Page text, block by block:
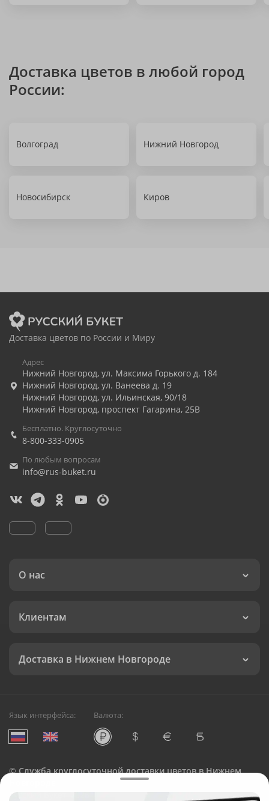
Доставка цветов в любой город
России:
Волгоград Нижний Новгород
Новосибирск Киров
Доставка цветов по России и Миру
Адрес
Нижний Новгород, ул. Максима Горького д. 184
Нижний Новгород, ул. Ванеева д. 19
Нижний Новгород, ул. Ильинская, 90/18
Нижний Новгород, проспект Гагарина, 25В
Бесплатно. Круглосуточно
8-800-333-0905
По любым вопросам
info@rus-buket.ru
О нас
Клиентам
Доставка в Нижнем Новгороде
Язык интерфейса: Валюта:
©Служба круглосуточной доставки цветов в Нижнем
Русский Букет, 2026